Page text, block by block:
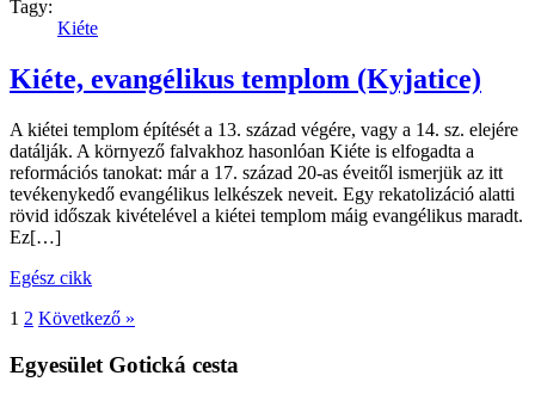
Tagy:
Kiéte
Kiéte, evangélikus templom (Kyjatice)
A kiétei templom építését a 13. század végére, vagy a 14. sz. elejére
datálják. A környező falvakhoz hasonlóan Kiéte is elfogadta a
reformációs tanokat: már a 17. század 20-as éveitől ismerjük az itt
tevékenykedő evangélikus lelkészek neveit. Egy rekatolizáció alatti
rövid időszak kivételével a kiétei templom máig evangélikus maradt.
Ez[…]
Egész cikk
1 2 Következő »
Egyesület Gotická cesta